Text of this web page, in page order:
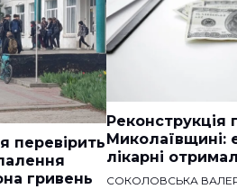
перевірить
гривень
Реконструкція
Миколаївщині:
лікарні
СОКОЛОВСЬКА